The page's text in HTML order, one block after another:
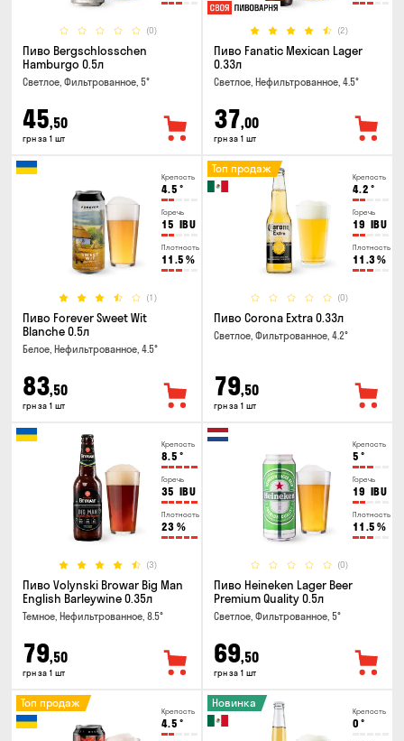
(0)
Пиво Bergschlosschen
Hamburgo 0.5л
Светлое, Фильтрованное, 5°
45,50
грн за 1 шт
(2)
Пиво Fanatic Mexican Lager
0.33л
Светлое, Нефильтрованное, 4.5°
37,00
грн за 1 шт
Крепость
4.5 °
Горечь
15 IBU
Плотность
11.5 %
(1)
Пиво Forever Sweet Wit
Blanche 0.5л
Белое, Нефильтрованное, 4.5°
83,50
грн за 1 шт
Крепость
4.2 °
Горечь
19 IBU
Плотность
11.3%
(0)
Топ продаж
Пиво Corona Extra 0.33л
Светлое, Фильтрованное, 4.2°
79,50
грн за 1 шт
Крепость
8.5 °
Горечь
35 IBU
Плотность
23 %
(3)
Пиво Volynski Browar Big Man
English Barleywine 0.35л
Темное, Нефильтрованное, 8.5°
79,50
грн за 1 шт
Крепость
5 °
Горечь
19 IBU
Плотность
11.5 %
(0)
Пиво Heineken Lager Beer
Premium Quality 0.5л
Светлое, Фильтрованное, 5°
69,50
грн за 1 шт
Крепость
4.5 °
Топ продаж
Крепость
0 °
Новинка